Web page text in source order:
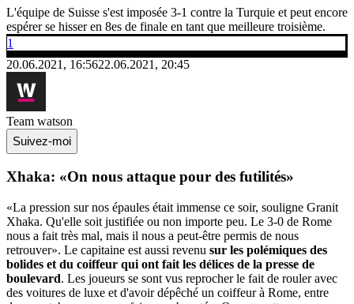
L'équipe de Suisse s'est imposée 3-1 contre la Turquie et peut encore
espérer se hisser en 8es de finale en tant que meilleure troisième.
1
20.06.2021, 16:5622.06.2021, 20:45
Team watson
Suivez-moi
Xhaka: «On nous attaque pour des futilités»
«La pression sur nos épaules était immense ce soir, souligne Granit
Xhaka. Qu'elle soit justifiée ou non importe peu. Le 3-0 de Rome
nous a fait très mal, mais il nous a peut-être permis de nous
retrouver». Le capitaine est aussi revenu sur les polémiques des
bolides et du coiffeur qui ont fait les délices de la presse de
boulevard. Les joueurs se sont vus reprocher le fait de rouler avec
des voitures de luxe et d'avoir dépêché un coiffeur à Rome, entre